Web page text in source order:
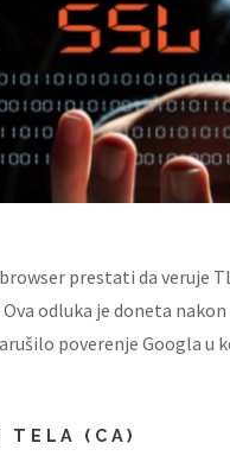
prestati da veruje
odluka je doneta
poverenje Googla
TELA (CA)